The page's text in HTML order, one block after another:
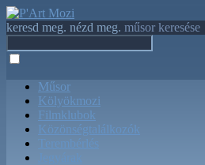
keresd meg. nézd meg. műsor keresése
Műsor
Kölyökmozi
Filmklubok
Közönségtalálkozók
Terembérlés
Jegyárak